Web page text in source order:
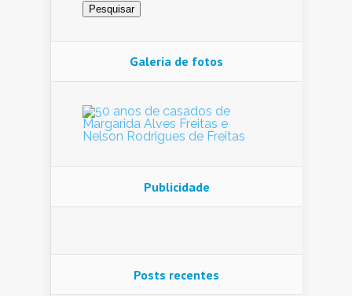
Galeria de fotos
Publicidade
Posts recentes